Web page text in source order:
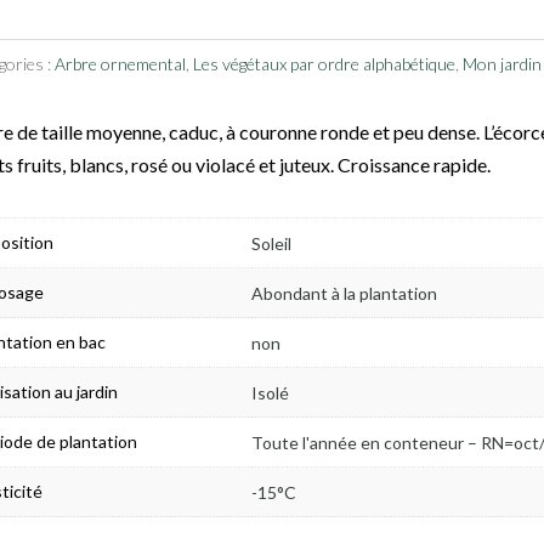
:Arbre ornemental Les végétaux par ordre alphabétique Mon
de taille moyenne, caduc, à couronne ronde et peu dense.
fruits, blancs, rosé ou violacé et juteux. Croissance rapide.
Soleil
Abondant à la plantation
en bac non
au jardin Isolé
de plantation Toute l'année en conteneur –
-15°C